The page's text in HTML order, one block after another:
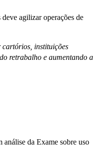
agilizar operações de
instituições
retrabalho e aumentando a
da Exame sobre uso